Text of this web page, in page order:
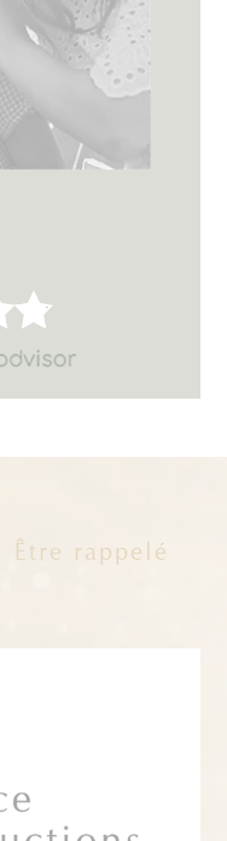
Être rappelé